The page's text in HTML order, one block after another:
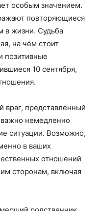
особым значением.
повторяющиеся
в жизни. Судьба
на чём стоит
позитивные
10 сентября,
враг, представленный
важно немедленно
ситуации. Возможно,
в ваших
отношений
сторонам, включая